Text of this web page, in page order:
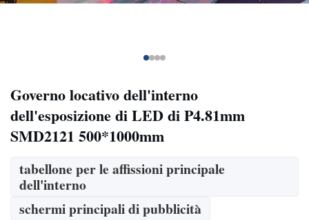
Governo locativo dell'interno
dell'esposizione di LED di P4.81mm
SMD2121 500*1000mm
tabellone per le affissioni principale
dell'interno
schermi principali di pubblicità